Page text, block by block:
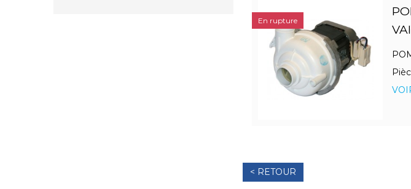
En rupture
< RETOUR